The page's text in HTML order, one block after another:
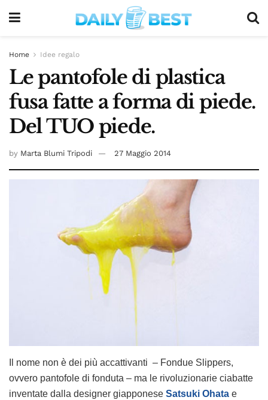
Home Idee regalo
Le pantofole di plastica
fusa fatte a forma di piede.
Del TUO piede.
by Marta Blumi Tripodi 27 Maggio 2014
Il nome non è dei più accattivanti – Fondue Slippers,
ovvero pantofole di fonduta – ma le rivoluzionarie ciabatte
inventate dalla designer giapponese Satsuki Ohata e